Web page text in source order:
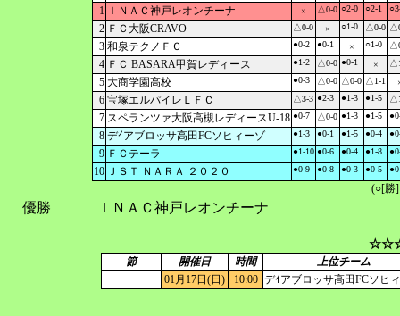
1 ＩＮＡＣ神戸レオンチーナ × △0-0 ○2-0 ○2-1
2 ＦＣ大阪CRAVO △0-0 × ○1-0 △0-0
3 和泉テクノＦＣ ●0-2 ●0-1 × ○1-0
4 ＦＣ BASARA甲賀レディース ●1-2 △0-0 ●0-1 ×
5 大商学園高校 ●0-3 △0-0 △0-0 △1-1
6 宝塚エルパイレＬＦＣ △3-3 ●2-3 ●1-3 ●1-5
7 スペランツァ大阪高槻レディースU-18 ●0-7 △0-0 ●1-3 ●1-5
8 デｲアブロッサ高田FCソヒィーゾ ●1-3 ●0-1 ●1-5 ●0-4
9 ＦＣテーラ ●1-10 ●0-6 ●0-4 ●1-8
10 ＪＳＴ ＮＡＲＡ ２０２０ ●0-9 ●0-8 ●0-3 ●0-5
(○[勝
優勝 ＩＮＡＣ神戸レオンチーナ
節 開催日 時間
上位チーム
01月17日(日)
10:00 デｲアブロッサ高田FCソヒ